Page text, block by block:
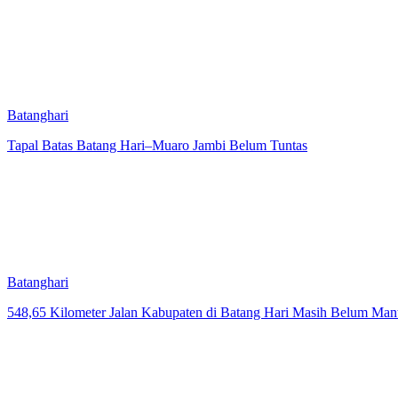
Batanghari
Tapal Batas Batang Hari–Muaro Jambi Belum Tuntas
Batanghari
548,65 Kilometer Jalan Kabupaten di Batang Hari Masih Belum